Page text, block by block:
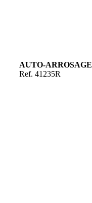
AUTO-ARROSAGE
Ref. 41235R